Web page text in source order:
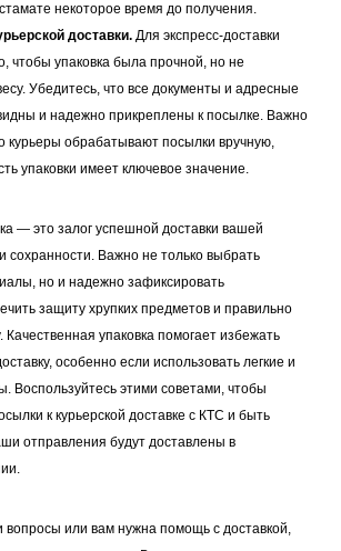
некоторое время до получения.
доставки. Для экспресс-доставки
чтобы упаковка была прочной, но не
Убедитесь, что все документы и адресные
и надежно прикреплены к посылке. Важно
курьеры обрабатывают посылки вручную,
упаковки имеет ключевое значение.
— это залог успешной доставки вашей
сохранности. Важно не только выбрать
но и надежно зафиксировать
защиту хрупких предметов и правильно
Качественная упаковка помогает избежать
особенно если использовать легкие и
Воспользуйтесь этими советами, чтобы
к курьерской доставке с КТС и быть
отправления будут доставлены в
вопросы или вам нужна помощь с доставкой,